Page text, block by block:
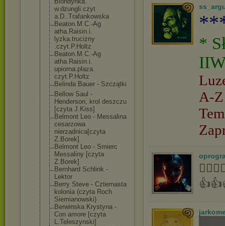
w.dzungli.czyt
a.D..Trafankowska
Beaton.M.C.-Ag
atha.Raisin.i.
lyzka.trucizny
.czyt.P.Holtz
Beaton.M.C.-Ag
atha.Raisin.i.
upiorna.plaza.
czyt.P.Holtz
Belinda Bauer - Szczątki
Bellow Saul -
Henderson, krol deszczu
[czyta J.Kiss]
Belmont Leo - Messalina
cesarzowa
nierzadnica[czyta
Z.Borek]
Belmont Leo - Smierc
Messaliny [czyta
Z.Borek]
Bernhard Schlink -
Lektor
Berry Steve - Czternasta
kolonia (czyta Roch
Siemianowski)
Berwinska Krystyna -
Con amore [czyta
L.Teleszynski]
*
A-